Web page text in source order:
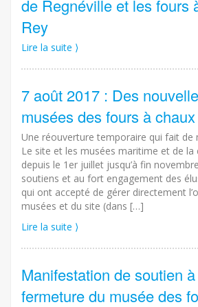
de Regnéville et les fours
Rey
Lire la suite ⟩
7 août 2017 : Des
musées des fours à chaux
Une réouverture temporaire qui fait de
Le site et les musées maritime et de
depuis le 1er juillet jusqu’à fin
soutiens et au fort engagement des
qui ont accepté de gérer directement
musées et du site (dans […]
Lire la suite ⟩
Manifestation de soutien
fermeture du musée des